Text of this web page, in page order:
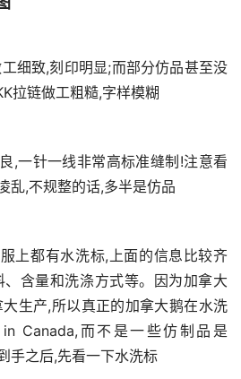
细致,刻印明显;而部分仿品甚至没
拉链做工粗糙,字样模糊
,一针一线非常高标准缝制!注意看
乱,不规整的话,多半是仿品
上都有水洗标,上面的信息比较齐
含量和洗涤方式等。因为加拿大
生产,所以真正的加拿大鹅在水洗
Canada,而不是一些仿制品是
手之后,先看一下水洗标